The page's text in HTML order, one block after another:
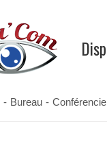
- Bureau -